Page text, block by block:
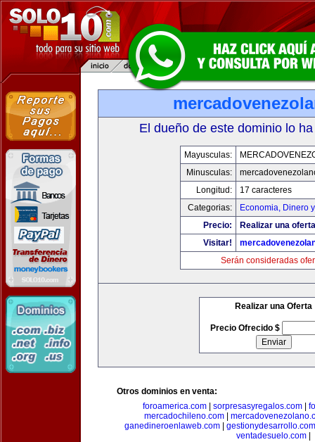
El dueño de este dominio lo
Mayusculas:
Minusculas:
Longitud:
17 caracteres
Categorias:
Economia, Dinero
Precio:
Realizar una
Visitar!
Serán consideradas
Realizar una Oferta
Precio Ofrecido $
Otros dominios en venta:
foroamerica.com
sorpresasyregalos.com
mercadochileno.com
ganedineroenlaweb.com
gestionydesarrollo.com
ventadesuelo.com